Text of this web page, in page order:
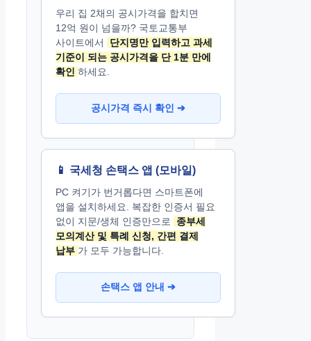
우리 집 2채의 공시가격을 합치면
12억 원이 넘을까? 국토교통부
사이트에서
단지명만 입력하고 과세
기준이 되는 공시가격을 단 1분 만에
확인 하세요.
공시가격 즉시 확인 ➔
📱 국세청 손택스 앱 (모바일)
PC 켜기가 번거롭다면 스마트폰에
앱을 설치하세요. 복잡한 인증서 필요
없이 지문/생체 인증만으로
종부세
모의계산 및 특례 신청, 간편 결제
납부 가 모두 가능합니다.
손택스 앱 안내 ➔